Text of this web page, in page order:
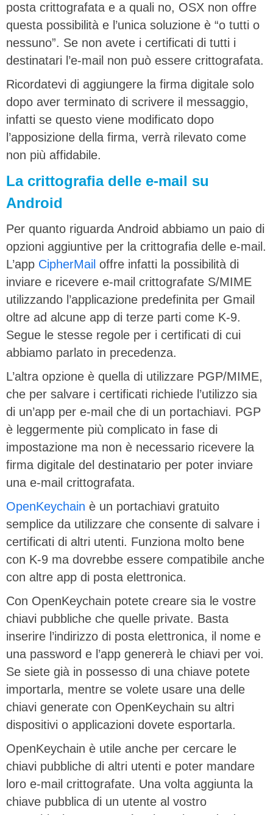
posta crittografata e a quali no, OSX non offre
questa possibilità e l’unica soluzione è “o tutti o
nessuno”. Se non avete i certificati di tutti i
destinatari l’e-mail non può essere crittografata.
Ricordatevi di aggiungere la firma digitale solo
dopo aver terminato di scrivere il messaggio,
infatti se questo viene modificato dopo
l’apposizione della firma, verrà rilevato come
non più affidabile.
La crittografia delle e-mail su
Android
Per quanto riguarda Android abbiamo un paio di
opzioni aggiuntive per la crittografia delle e-mail.
L’app CipherMail offre infatti la possibilità di
inviare e ricevere e-mail crittografate S/MIME
utilizzando l’applicazione predefinita per Gmail
oltre ad alcune app di terze parti come K-9.
Segue le stesse regole per i certificati di cui
abbiamo parlato in precedenza.
L’altra opzione è quella di utilizzare PGP/MIME,
che per salvare i certificati richiede l’utilizzo sia
di un’app per e-mail che di un portachiavi. PGP
è leggermente più complicato in fase di
impostazione ma non è necessario ricevere la
firma digitale del destinatario per poter inviare
una e-mail crittografata.
OpenKeychain è un portachiavi gratuito
semplice da utilizzare che consente di salvare i
certificati di altri utenti. Funziona molto bene
con K-9 ma dovrebbe essere compatibile anche
con altre app di posta elettronica.
Con OpenKeychain potete creare sia le vostre
chiavi pubbliche che quelle private. Basta
inserire l’indirizzo di posta elettronica, il nome e
una password e l’app genererà le chiavi per voi.
Se siete già in possesso di una chiave potete
importarla, mentre se volete usare una delle
chiavi generate con OpenKeychain su altri
dispositivi o applicazioni dovete esportarla.
OpenKeychain è utile anche per cercare le
chiavi pubbliche di altri utenti e poter mandare
loro e-mail crittografate. Una volta aggiunta la
chiave pubblica di un utente al vostro